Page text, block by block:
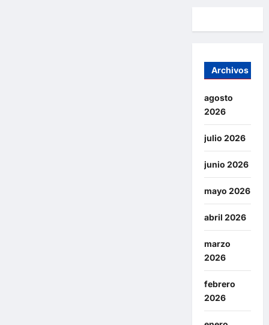
Archivos
agosto
2026
julio 2026
junio 2026
mayo 2026
abril 2026
marzo
2026
febrero
2026